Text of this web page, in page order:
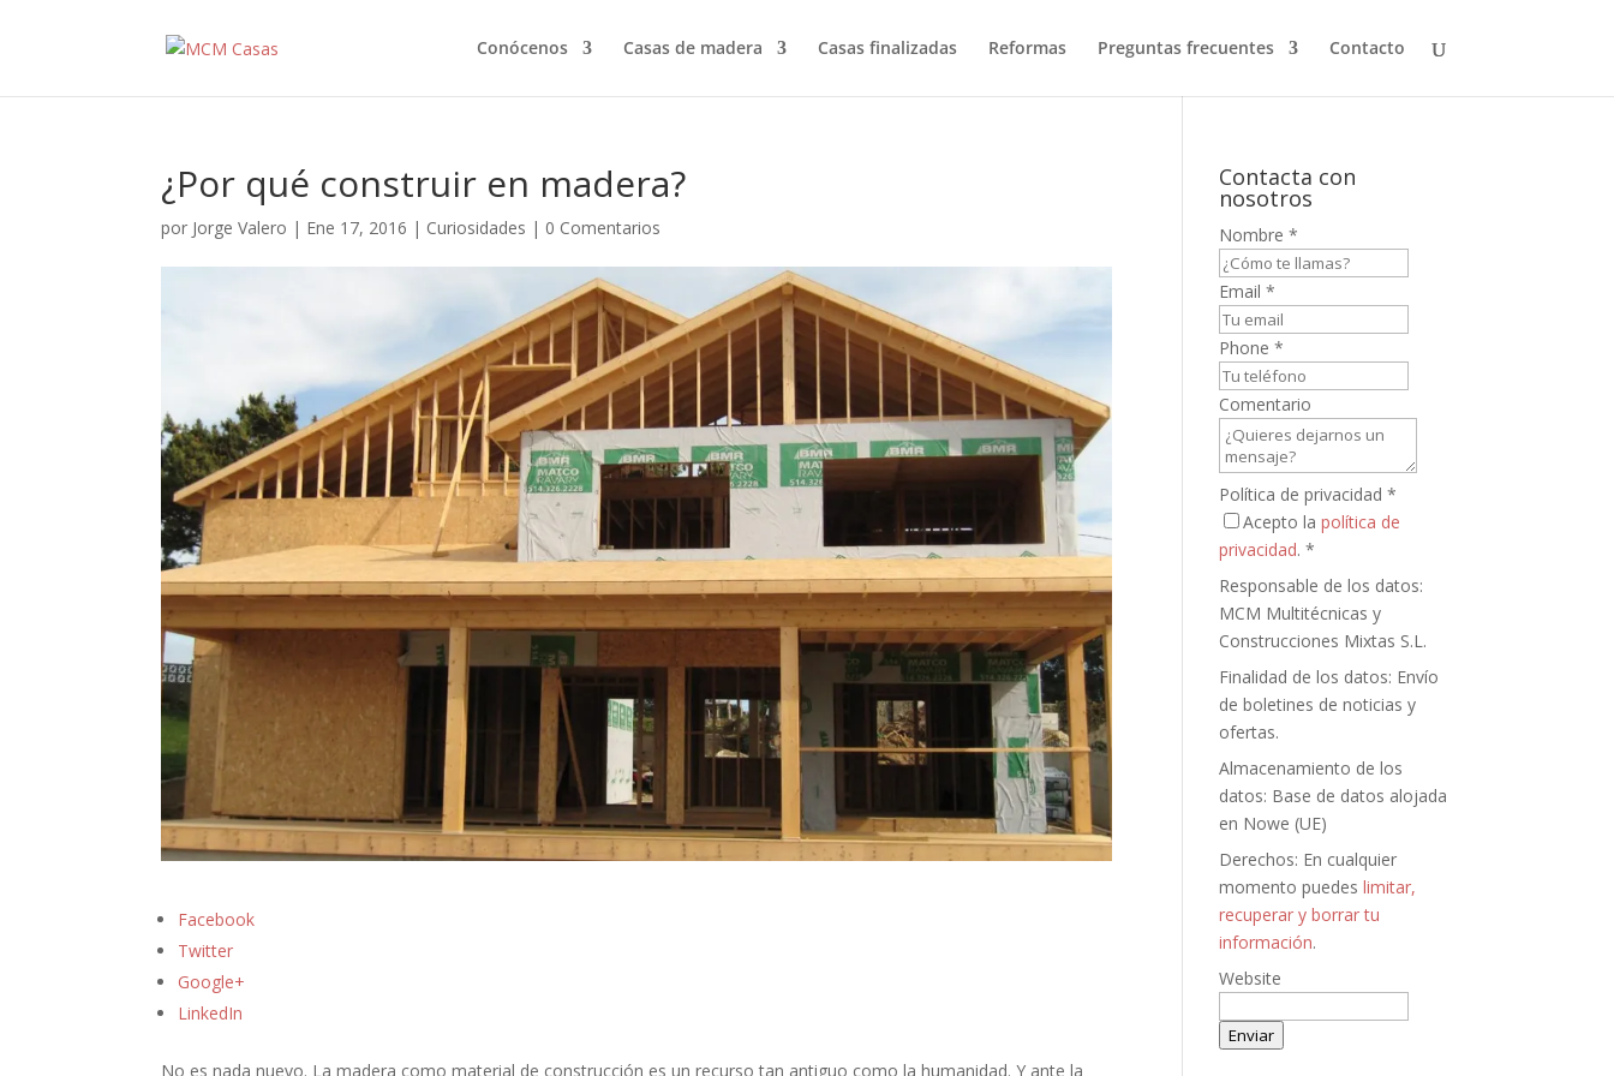
Conócenos Casas de madera Casas finalizadas Reformas Preguntas frecuentes Contacto
¿Por qué construir en madera?
por Jorge Valero | Ene 17, 2016 | Curiosidades | 0 Comentarios
Facebook
Twitter
Google+
LinkedIn
No es nada nuevo. La madera como material de construcción es un recurso tan antiguo como la humanidad. Y ante la
Contacta con
nosotros
Nombre*
Email*
Phone*
Comentario
Política de privacidad*
Acepto lapolítica de
privacidad. *
Responsable de los datos:
MCM Multitécnicas y
Construcciones Mixtas S.L.
Finalidad de los datos: Envío
de boletines de noticias y
ofertas.
Almacenamiento de los
datos: Base de datos alojada
en Nowe (UE)
Derechos: En cualquier
momento puedeslimitar,
recuperar y borrar tu
información.
Website
Enviar